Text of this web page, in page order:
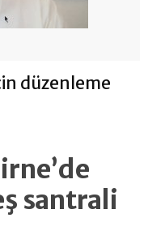
düzenleme
santrali